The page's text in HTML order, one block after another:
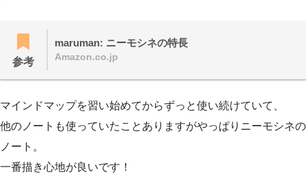
参考
maruman: ニーモシネの特長
Amazon.co.jp
マインドマップを習い始めてからずっと使い続けていて、
他のノートも使っていたことありますがやっぱりニーモシネの
ノート。
一番描き心地が良いです！